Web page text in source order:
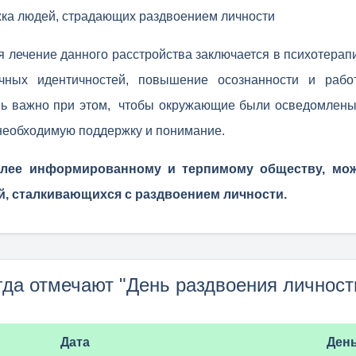
людей, страдающих раздвоением личности
данного расстройства заключается в
идентичностей, повышение осознанности и
важно при этом, чтобы окружающие были осведомлены
поддержку и понимание.
информированному и терпимому обществу,
сталкивающихся с раздвоением личности.
отмечают "День раздвоения
Дата